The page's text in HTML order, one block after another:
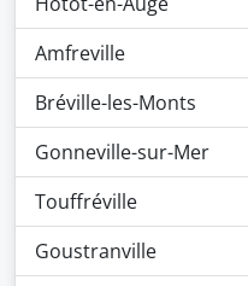
Amfreville
Bréville-les-Monts
Gonneville-sur-Mer
Touffréville
Goustranville